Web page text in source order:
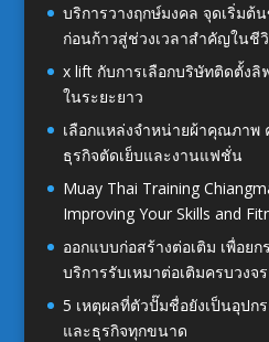
บริการวางฤกษ์มงคล จุดเริ่มต้
ก่อนก้าวสู่ช่วงเวลาสำคัญในชี
x lift กับการเลือกบริษัทติดตั้ง
ในระยะยาว
เลือกแหล่งจำหน่ายผ้าคุณภาพ
ธุรกิจตัดเย็บและงานแฟชั่น
Muay Thai Training
Improving Your Skills and
ออกแบบก่อสร้างต่อเติม เพื่อย
บริการรับเหมาต่อเติมครบวงจร
5 เหตุผลที่ตัวปั๊มชื่อยังเป็นอุป
และธุรกิจทุกขนาด